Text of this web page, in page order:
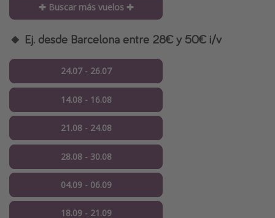
✚ Buscar más vuelos ✚
🔸 Ej. desde Barcelona entre 28€ y 50€ i/v
24.07 - 26.07
14.08 - 16.08
21.08 - 24.08
28.08 - 30.08
04.09 - 06.09
18.09 - 21.09